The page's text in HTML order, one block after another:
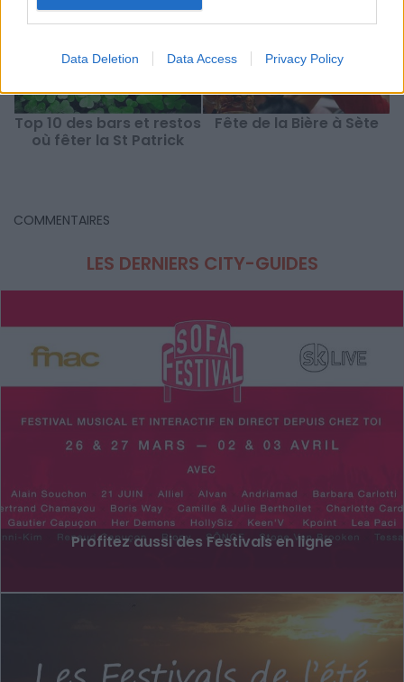
Data Deletion Data Access Privacy Policy
Top 10 des bars et restos
où fêter la St Patrick
Fête de la Bière à Sète
COMMENTAIRES
LES DERNIERS CITY-GUIDES
Profitez aussi des Festivals en ligne